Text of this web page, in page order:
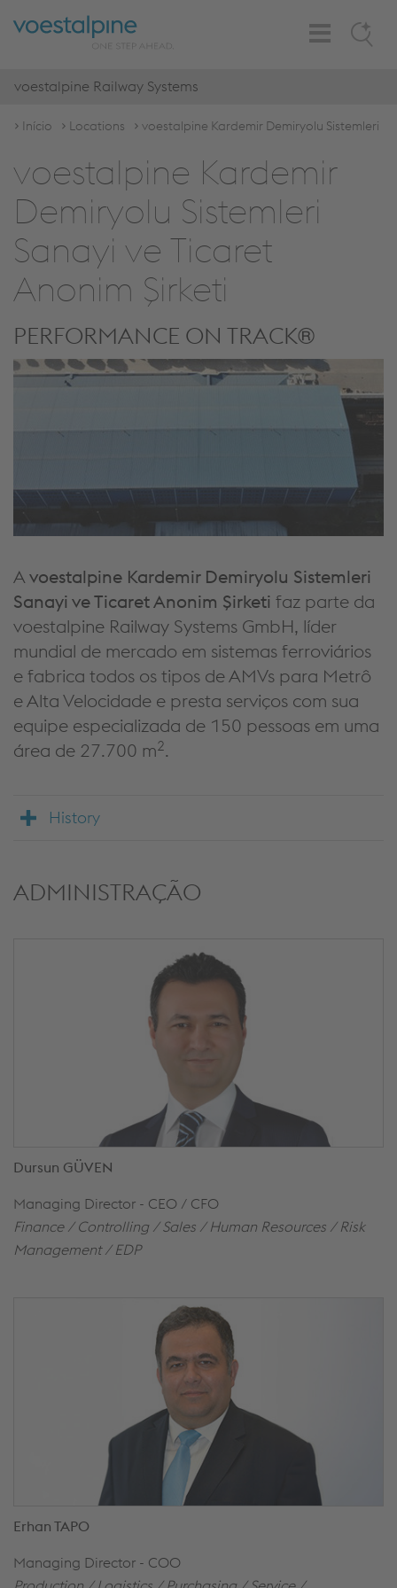
Search
Toggle
Navigation
voestalpine Railway Systems
Início Locations voestalpine Kardemir Demiryolu Sistemleri
voestalpine Kardemir
Demiryolu Sistemleri
Sanayi ve Ticaret
Anonim Şirketi
PERFORMANCE ON TRACK®
Avoestalpine Kardemir Demiryolu Sistemleri
Sanayi ve Ticaret Anonim Şirketi faz parte da
voestalpine Railway Systems GmbH, líder
mundial de mercado em sistemas ferroviários
e fabrica todos os tipos de AMVs para Metrô
e Alta Velocidade e presta serviços com sua
equipe especializada de 150 pessoas em uma
área de 27.700 m2.
History
ADMINISTRAÇÃO
Dursun GÜVEN
Managing Director - CEO / CFO
Finance / Controlling / Sales / Human Resources / Risk
Management / EDP
Erhan TAPO
Managing Director - COO